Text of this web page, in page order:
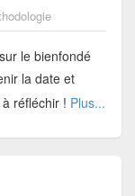
le bienfondé
la date et
réfléchir ! Plus...